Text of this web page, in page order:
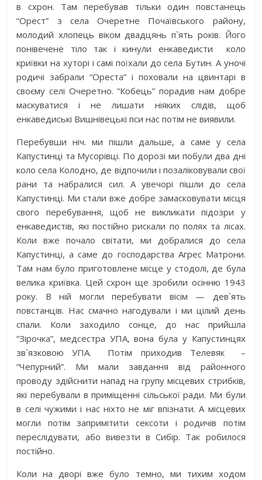
в схрон. Там перебував тільки один повстанець
“Орест” з села Очеретне Почаївського району,
молодий хлопець віком двадцянь п`ять років. Його
понівечене тіло так і кинули енкаведисти коло
криївки на хуторі і самі поїхали до села Бутин. А уночі
родичі забрали “Ореста” і поховали на цвинтарі в
своєму селі Очеретно. “Кобець” порадив нам добре
маскуватися і не лишати ніяких слідів, щоб
енкаведиські Вишнівецькі пси нас потім не виявили.
Перебувши ніч. ми пішли дальше, а саме у села
Капустинці та Мусорівці. По дорозі ми побули два дні
коло села Колодно, де відпочили і позаліковували свої
рани та набралися сил. А увечорі пішли до села
Капустинці. Ми стали вже добре замасковувати місця
свого перебування, щоб не викликати підозри у
енкаведистів, які постійно рискали по полях та лісах.
Коли вже почало світати, ми добралися до села
Капустинці, а саме до господарства Агрес Матрони.
Там нам було приготовлене місце у стодолі, де була
велика криївка. Цей схрон ще зробили осінню 1943
року. В ній могли перебувати вісім — дев`ять
повстанців. Нас смачно нагодували і ми цілий день
спали. Коли заходило сонце, до нас прийшла
“Зірочка”, медсестра УПА, вона була у Капустинцях
зв`язковою УПА. Потім приходив Телевяк –
“Чепурний”. Ми мали завдання від районного
проводу здійснити напад на групу місцевих стрибків,
які перебували в приміщенні сільської ради. Ми були
в селі чужими і нас ніхто не міг впізнати. А місцевих
могли потім запримітити сексоти і родичів потім
переслідувати, або вивезти в Сибір. Так робилося
постійно.
Коли на дворі вже було темно, ми тихим ходом